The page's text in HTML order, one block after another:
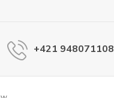
+421 948071108